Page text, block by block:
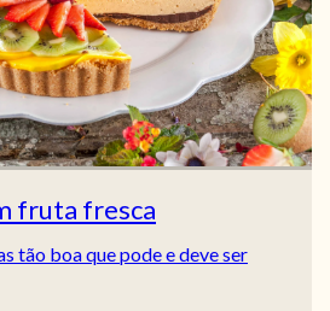
fruta fresca
tão boa que pode e deve ser